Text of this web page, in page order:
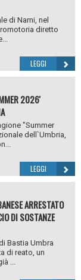
di Narni, nel
diretto
LEGGI
2026'
"Summer
dell`Umbria,
LEGGI
ARRESTATO
DI SOSTANZE
Bastia Umbra
di reato, un
...